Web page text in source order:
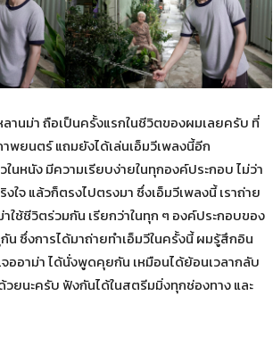
านม่า ถือเป็นครั้งแรกในชีวิตของผมเลยครับ ที่
พยนตร์ แถมยังได้เล่นเอ็มวีเพลงนี้อีก
นหนัง มีความเรียบง่ายในทุกองค์ประกอบ ไม่ว่า
ใจ แล้วก็ตรงไปตรงมา ซึ่งเอ็มวีเพลงนี้ เราถ่าย
ใช้ชีวิตร่วมกัน เรียกว่าในทุก ๆ องค์ประกอบของ
น ซึ่งการได้มาถ่ายทำเอ็มวีในครั้งนี้ ผมรู้สึกอิน
ออาม่า ได้นั่งพูดคุยกัน เหมือนได้ย้อนเวลากลับ
ยนะครับ ฟังกันได้ในสตรีมมิ่งทุกช่องทาง และ